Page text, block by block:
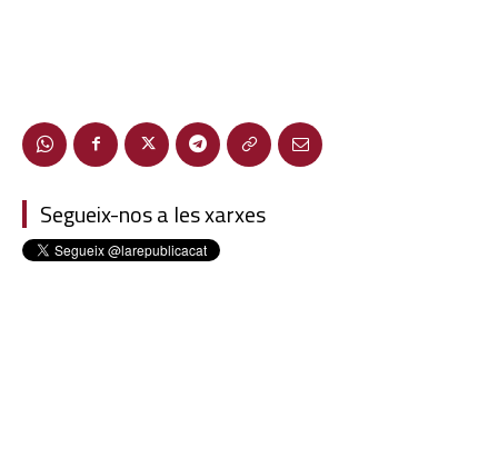
Segueix-nos a les xarxes